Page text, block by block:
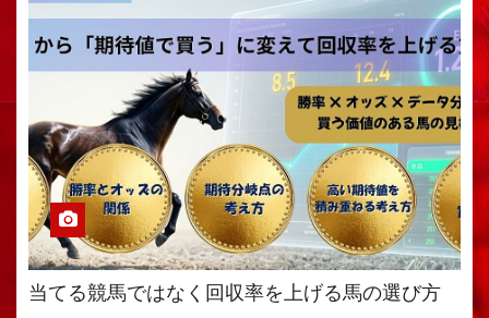
当てる競馬ではなく回収率を上げる馬の選び方